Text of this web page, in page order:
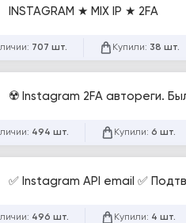
INSTAGRAM ★ MIX IP ★ 2FA
707 шт. Купили: 38 шт.
☢️ Instagram 2FA автореги.
494 шт. Купили: 6 шт.
✅ Instagram API email ✅
496 шт. Купили: 4 шт.